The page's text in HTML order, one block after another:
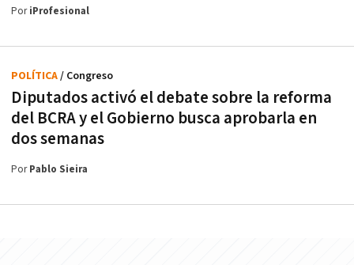
PoriProfesional
Diputados activó el debate sobre la reforma
del BCRA y el Gobierno busca aprobarla en
dos semanas
POLÍTICA/ Congreso
PorPablo Sieira